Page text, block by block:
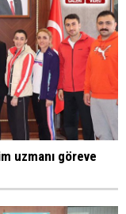
uzmanı göreve